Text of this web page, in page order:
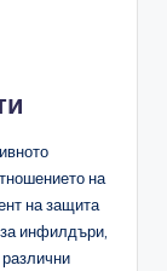
на
на защита
инфилдъри,